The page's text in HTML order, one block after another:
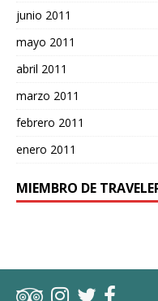
junio 2011
mayo 2011
abril 2011
marzo 2011
febrero 2011
enero 2011
MIEMBRO DE